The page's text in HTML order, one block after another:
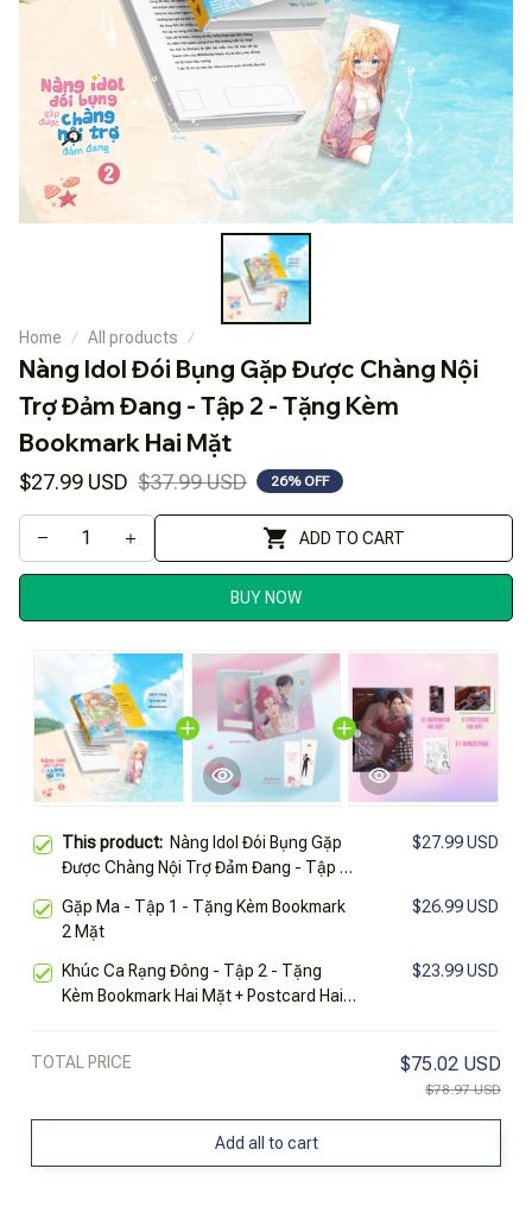
Home All products
Nàng Idol Đói Bụng Gặp Được Chàng Nội
Trợ Đảm Đang - Tập 2 - Tặng Kèm
Bookmark Hai Mặt
$27.99 USD $37.99 USD 26% OFF
ADD TO CART
BUY NOW
This product: Nàng Idol Đói Bụng Gặp
Được Chàng Nội Trợ Đảm Đang - Tập 2
$27.99 USD
Gặp Ma - Tập 1 - Tặng Kèm Bookmark
2 Mặt
$26.99 USD
Khúc Ca Rạng Đông - Tập 2 - Tặng
Kèm Bookmark Hai Mặt + Postcard Hai
$23.99 USD
TOTAL PRICE $75.02 USD
$78.97 USD
Add all to cart